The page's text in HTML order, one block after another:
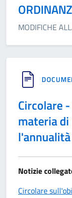
MODIFICHE
Circolare
materia
Notizie
Circolare